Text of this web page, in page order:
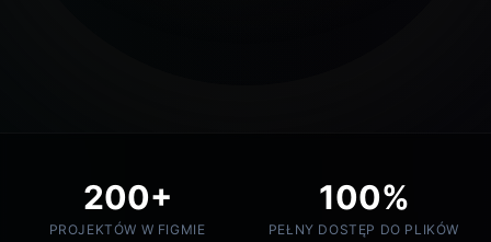
200+
PROJEKTÓW W FIGMIE
100%
PEŁNY DOSTĘP DO PLIKÓW